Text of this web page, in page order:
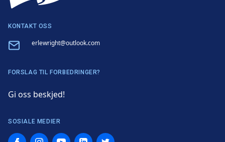
KONTAKT OSS
Email erlewright@outlook.com
FORSLAG TIL FORBEDRINGER?
Gi oss beskjed!
SOSIALE MEDIER
FacebookInstagramYouTubeLinkedInTwitter